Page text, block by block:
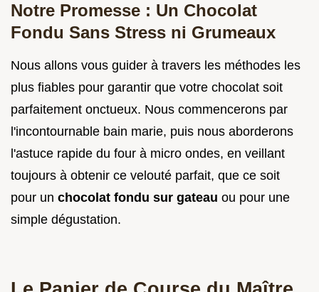
Notre Promesse : Un Chocolat
Fondu Sans Stress ni Grumeaux
Nous allons vous guider à travers les méthodes les
plus fiables pour garantir que votre chocolat soit
parfaitement onctueux. Nous commencerons par
l'incontournable bain marie, puis nous aborderons
l'astuce rapide du four à micro ondes, en veillant
toujours à obtenir ce velouté parfait, que ce soit
pour un chocolat fondu sur gateau ou pour une
simple dégustation.